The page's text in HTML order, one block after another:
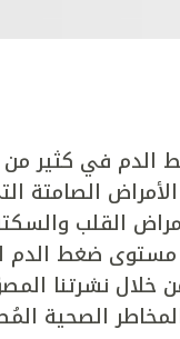
الدم في كثير من
الصامتة
القلب
مستوى ضغط
خلال نشرتنا
الصحية